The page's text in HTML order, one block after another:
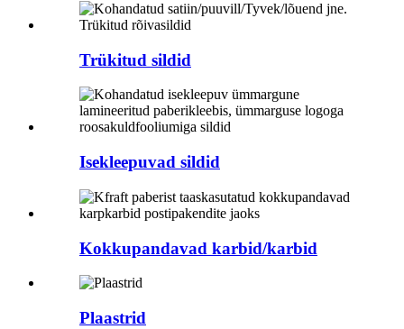
Trükitud sildid
Isekleepuvad sildid
Kokkupandavad karbid/karbid
Plaastrid